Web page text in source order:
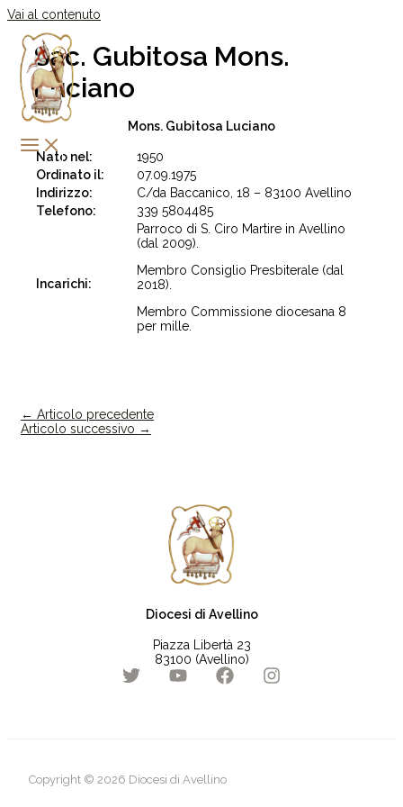
Vai al contenuto
Sac. Gubitosa Mons.
Luciano
Mons. Gubitosa Luciano
Nato nel:
1950
Ordinato il:
07.09.1975
Indirizzo:
C/da Baccanico, 18 – 83100 Avellino
Telefono:
339 5804485
Incarichi:
Parroco di S. Ciro Martire in Avellino
(dal 2009).
Membro Consiglio Presbiterale (dal
2018).
Membro Commissione diocesana 8
per mille.
← Articolo precedente
Articolo successivo →
Diocesi di Avellino
Piazza Libertà 23
83100 (Avellino)
Copyright © 2026 Diocesi di Avellino